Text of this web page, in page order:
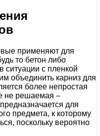
применяют для
то бетон либо
ситуации с пленкой
объединить карниз для
более непростая
не решаемая –
для
предмета, к которому
поскольку вероятно